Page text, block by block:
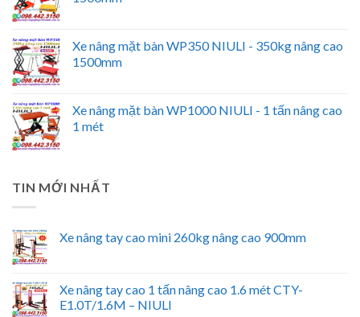
Xe nâng mặt bàn WP350 NIULI - 350kg nâng cao
1500mm
Xe nâng mặt bàn WP1000 NIULI - 1 tấn nâng cao
1 mét
TIN MỚI NHẤT
Xe nâng tay cao mini 260kg nâng cao 900mm
Xe nâng tay cao 1 tấn nâng cao 1.6 mét CTY-
E1.0T/1.6M – NIULI